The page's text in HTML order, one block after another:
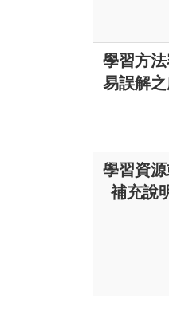
學習方
易誤解
學習資
補充說